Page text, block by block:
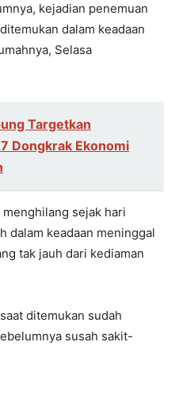
kejadian penemuan
dalam keadaan
Selasa
Targetkan
Dongkrak Ekonomi
sejak hari
dalam keadaan meninggal
tak jauh dari kediaman
ditemukan sudah
susah sakit-